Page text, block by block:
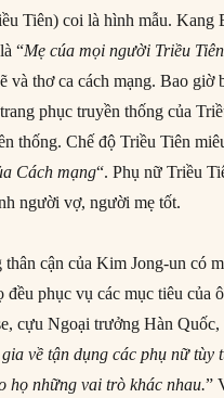
Tiên) coi là hình mẫu. Kang
“Mẹ cúa mọi người Triều Tiên
và thơ ca cách mạng. Bao giờ
phục truyền thống của
thống. Chế độ Triều Tiên
Cách mạng“. Phụ nữ Triều
người vợ, người mẹ tốt.
cận của Kim Jong-un có
đều phục vụ các mục tiêu của
cựu Ngoại trưởng Hàn Quốc,
về tận dụng các phụ nữ tùy
họ những vai trò khác nhau.”